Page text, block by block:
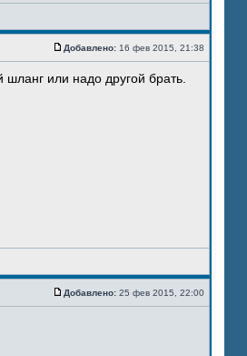
Добавлено: 16 фев 2015, 21:38
или надо другой брать.
Добавлено: 25 фев 2015, 22:00